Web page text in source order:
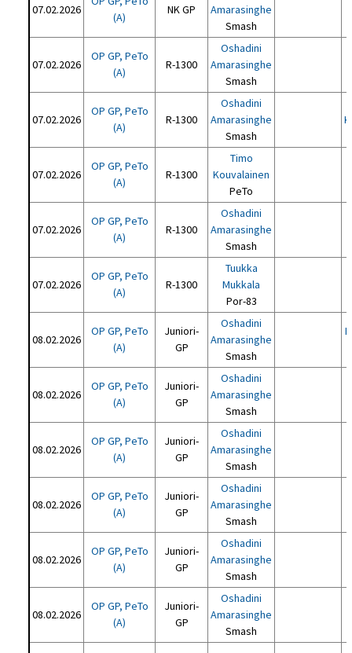
07.02.2026
(A)
NK GP
Amarasinghe
Smash
07.02.2026
OP GP, PeTo
(A)
R-1300
Oshadini
Amarasinghe
Smash
07.02.2026
OP GP, PeTo
(A)
R-1300
Oshadini
Amarasinghe
Smash
07.02.2026
OP GP, PeTo
(A)
R-1300
Timo
Kouvalainen
PeTo
07.02.2026
OP GP, PeTo
(A)
R-1300
Oshadini
Amarasinghe
Smash
07.02.2026
OP GP, PeTo
(A)
R-1300
Tuukka
Mukkala
Por-83
08.02.2026
OP GP, PeTo
(A)
Juniori-
GP
Oshadini
Amarasinghe
Smash
08.02.2026
OP GP, PeTo
(A)
Juniori-
GP
Oshadini
Amarasinghe
Smash
08.02.2026
OP GP, PeTo
(A)
Juniori-
GP
Oshadini
Amarasinghe
Smash
08.02.2026
OP GP, PeTo
(A)
Juniori-
GP
Oshadini
Amarasinghe
Smash
08.02.2026
OP GP, PeTo
(A)
Juniori-
GP
Oshadini
Amarasinghe
Smash
08.02.2026
OP GP, PeTo
(A)
Juniori-
GP
Oshadini
Amarasinghe
Smash